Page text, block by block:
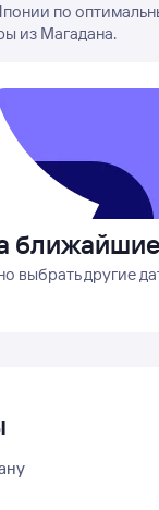
по
из Магадана.
выбрать другие